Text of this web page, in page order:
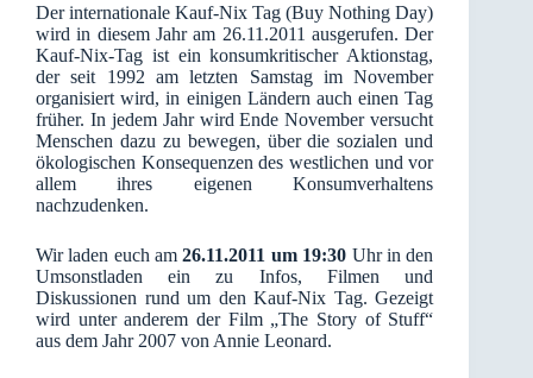
Der internationale Kauf-Nix Tag (Buy Nothing Day)
wird in diesem Jahr am 26.11.2011 ausgerufen. Der
Kauf-Nix-Tag ist ein konsumkritischer Aktionstag,
der seit 1992 am letzten Samstag im November
organisiert wird, in einigen Ländern auch einen Tag
früher. In jedem Jahr wird Ende November versucht
Menschen dazu zu bewegen, über die sozialen und
ökologischen Konsequenzen des westlichen und vor
allem ihres eigenen Konsumverhaltens
nachzudenken.
Wir laden euch am26.11.2011 um 19:30 Uhr in den
Umsonstladen ein zu Infos, Filmen und
Diskussionen rund um den Kauf-Nix Tag. Gezeigt
wird unter anderem der Film „The Story of Stuff“
aus dem Jahr 2007 von Annie Leonard.